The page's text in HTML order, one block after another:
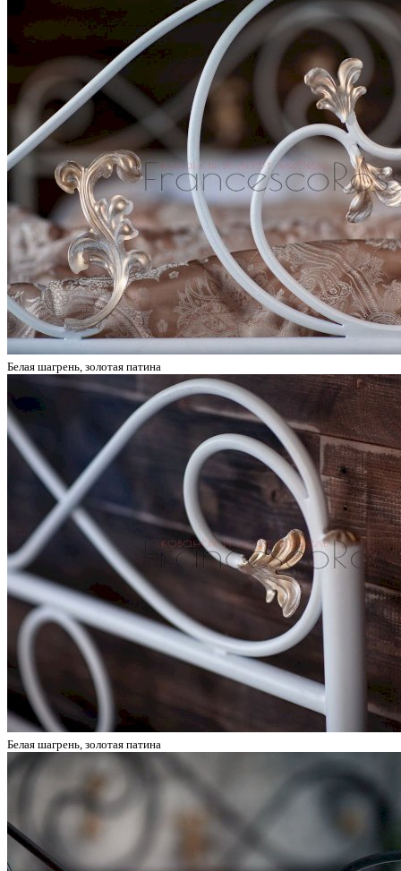
Белая шагрень, золотая патина
Белая шагрень, золотая патина